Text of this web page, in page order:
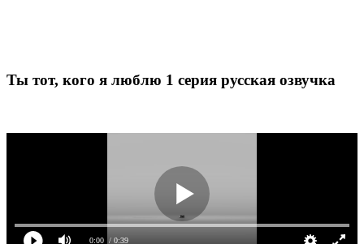
Ты тот, кого я люблю 1 серия русская озвучка